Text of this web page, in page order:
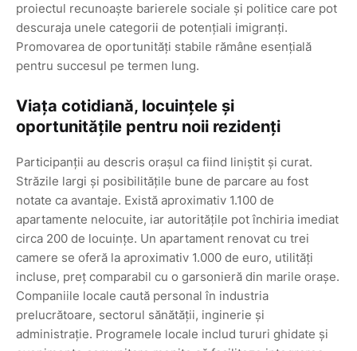
proiectul recunoaște barierele sociale și politice care pot
descuraja unele categorii de potențiali imigranți.
Promovarea de oportunități stabile rămâne esențială
pentru succesul pe termen lung.
Viața cotidiană, locuințele și
oportunitățile pentru noii rezidenți
Participanții au descris orașul ca fiind liniștit și curat.
Străzile largi și posibilitățile bune de parcare au fost
notate ca avantaje. Există aproximativ 1.100 de
apartamente nelocuite, iar autoritățile pot închiria imediat
circa 200 de locuințe. Un apartament renovat cu trei
camere se oferă la aproximativ 1.000 de euro, utilități
incluse, preț comparabil cu o garsonieră din marile orașe.
Companiile locale caută personal în industria
prelucrătoare, sectorul sănătății, inginerie și
administrație. Programele locale includ tururi ghidate și